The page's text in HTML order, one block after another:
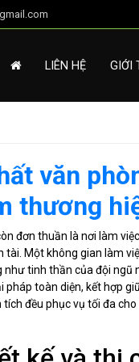
LIÊN HỆ GIỚI
văn
thương
đơn thuần là nơi làm
tài. Một không gian làm
tinh thần của đội ngũ
pháp toàn diện, kết hợp
đều phục vụ tối đa